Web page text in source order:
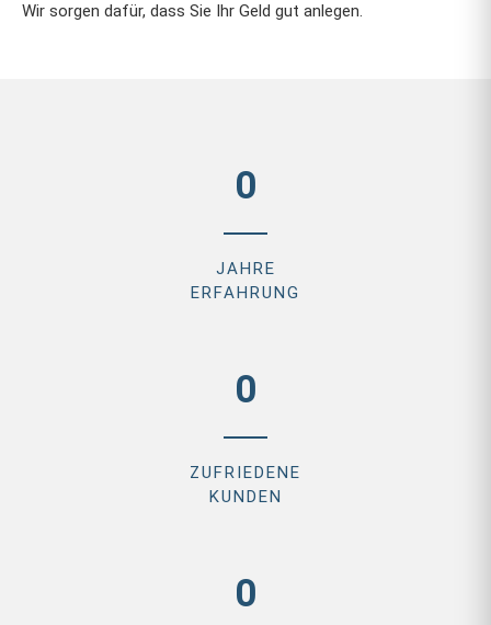
Wir sorgen dafür, dass Sie Ihr Geld gut anlegen.
0
JAHRE
ERFAHRUNG
0
ZUFRIEDENE
KUNDEN
0